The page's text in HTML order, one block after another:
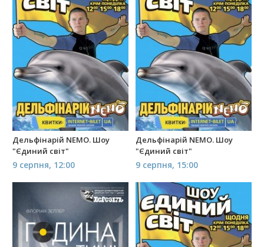
Дельфінарій NEMO. Шоу
"Єдиний світ"
9 серпня, 12:00
Дельфінарій NEMO. Шоу
"Єдиний світ"
9 серпня, 15:00